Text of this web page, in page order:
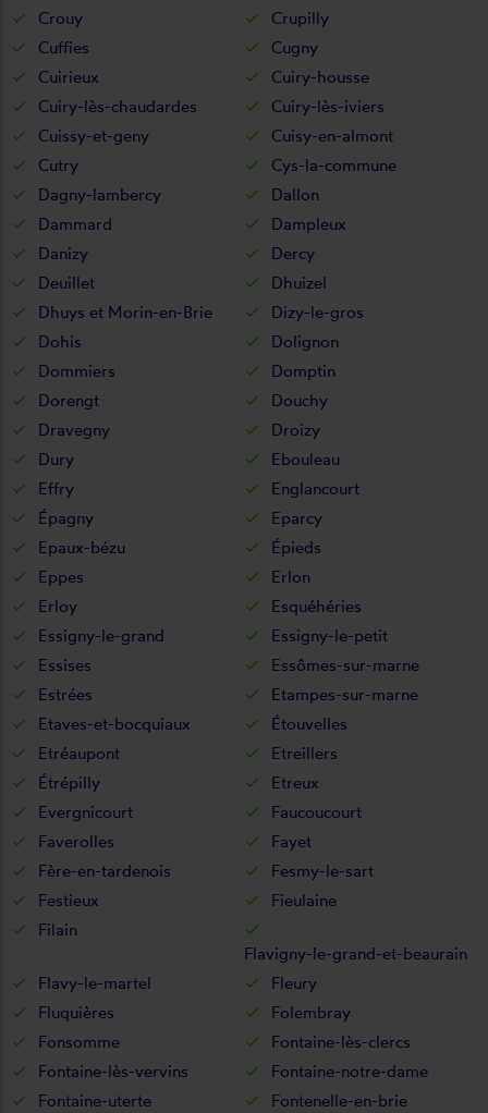
Crouy
Crupilly
Cuffies
Cugny
Cuirieux
Cuiry-housse
Cuiry-lès-chaudardes
Cuiry-lès-iviers
Cuissy-et-geny
Cuisy-en-almont
Cutry
Cys-la-commune
Dagny-lambercy
Dallon
Dammard
Dampleux
Danizy
Dercy
Deuillet
Dhuizel
Dhuys et Morin-en-Brie
Dizy-le-gros
Dohis
Dolignon
Dommiers
Domptin
Dorengt
Douchy
Dravegny
Droizy
Dury
Ebouleau
Effry
Englancourt
Épagny
Eparcy
Epaux-bézu
Épieds
Eppes
Erlon
Erloy
Esquéhéries
Essigny-le-grand
Essigny-le-petit
Essises
Essômes-sur-marne
Estrées
Etampes-sur-marne
Etaves-et-bocquiaux
Étouvelles
Etréaupont
Etreillers
Étrépilly
Etreux
Evergnicourt
Faucoucourt
Faverolles
Fayet
Fère-en-tardenois
Fesmy-le-sart
Festieux
Fieulaine
Filain
Flavigny-le-grand-et-beaurain
Flavy-le-martel
Fleury
Fluquières
Folembray
Fonsomme
Fontaine-lès-clercs
Fontaine-lès-vervins
Fontaine-notre-dame
Fontaine-uterte
Fontenelle-en-brie